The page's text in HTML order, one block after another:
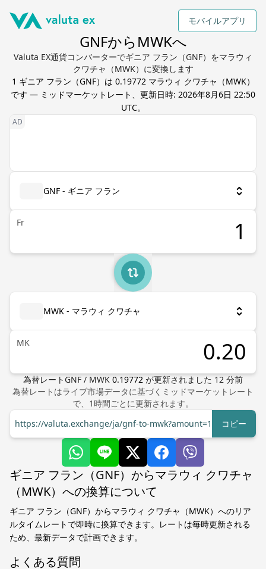
モバイルアプリ
GNFからMWKへ
Valuta EX通貨コンバーターでギニア フラン（GNF）をマラウィ
クワチャ（MWK）に変換します
1 ギニア フラン （GNF）は 0.19772 マラウィ クワチャ （MWK）
です — ミッドマーケットレート、更新日時: 2026年8月6日 22:50
UTC。
GNF - ギニア フラン
Fr
MWK - マラウィ クワチャ
MK
為替レート GNF / MWK 0.19772 が更新されました 12 分前
為替レートはライブ市場データに基づくミッドマーケットレート
で、1時間ごとに更新されます。
https://valuta.exchange/ja/gnf-to-mwk?amount=1
コピー
ギニア フラン（GNF）からマラウィ クワチャ
（MWK）への換算について
ギニア フラン（GNF）からマラウィ クワチャ（MWK）へのリア
ルタイムレートで即時に換算できます。レートは毎時更新される
ため、最新データで計画できます。
よくある質問